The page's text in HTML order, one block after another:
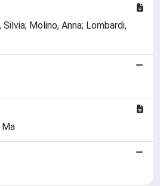
Molino, Anna; Lombardi,
Ma